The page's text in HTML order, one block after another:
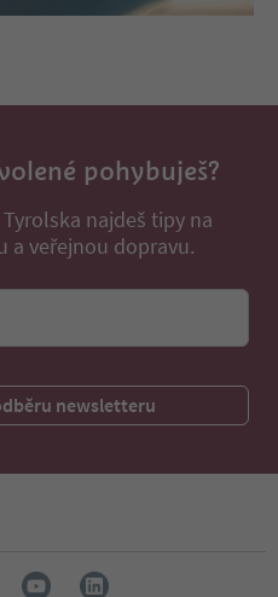
pohybuješ?
najdeš tipy na
veřejnou dopravu.
newsletteru